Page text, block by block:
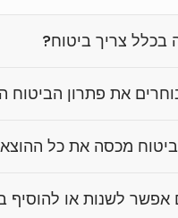
צריך ביטוח?
את פתרון הביטוח
מכסה את כל
לשנות או להוסיף